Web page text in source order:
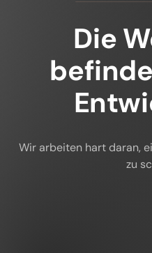
Die
Wir arbeiten hart daran,
zu